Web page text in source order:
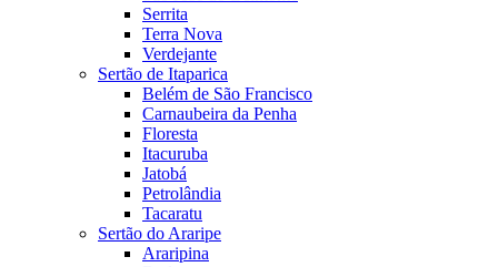
Serrita
Terra Nova
Verdejante
Sertão de Itaparica
Belém de São Francisco
Carnaubeira da Penha
Floresta
Itacuruba
Jatobá
Petrolândia
Tacaratu
Sertão do Araripe
Araripina